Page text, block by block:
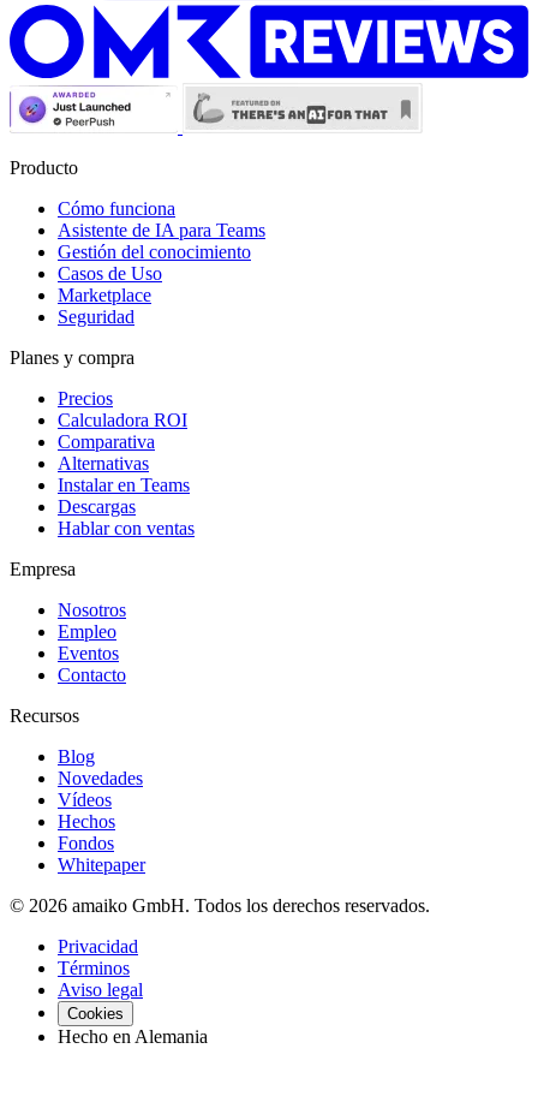
Producto
Cómo funciona
Asistente de IA para Teams
Gestión del conocimiento
Casos de Uso
Marketplace
Seguridad
Planes y compra
Precios
Calculadora ROI
Comparativa
Alternativas
Instalar en Teams
Descargas
Hablar con ventas
Empresa
Nosotros
Empleo
Eventos
Contacto
Recursos
Blog
Novedades
Vídeos
Hechos
Fondos
Whitepaper
© 2026 amaiko GmbH. Todos los derechos reservados.
Privacidad
Términos
Aviso legal
Cookies
Hecho en Alemania